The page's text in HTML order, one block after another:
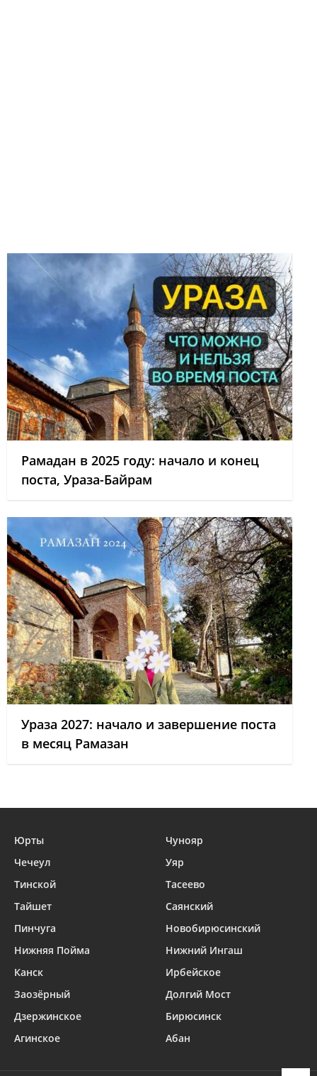
Рамадан в 2025 году: начало и конец
поста, Ураза-Байрам
Ураза 2027: начало и завершение поста
в месяц Рамазан
Юрты
Чунояр
Чечеул
Уяр
Тинской
Тасеево
Тайшет
Саянский
Пинчуга
Новобирюсинский
Нижняя Пойма
Нижний Ингаш
Канск
Ирбейское
Заозёрный
Долгий Мост
Дзержинское
Бирюсинск
Агинское
Абан